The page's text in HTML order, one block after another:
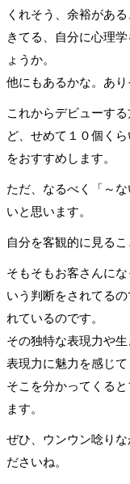
くれそう、余裕があ
きてる、自分に心理
ょうか。
他にもあるかな。あ
これからデビューす
ど、せめて１０個く
をおすすめします。
ただ、なるべく「～
いと思います。
自分を客観的に見るこ
そもそもお客さんに
いう判断をされてる
れているのです。
その独特な表現力や
表現力に魅力を感じて
そこを分かってくる
ます。
ぜひ、ウンウン唸り
ださいね。